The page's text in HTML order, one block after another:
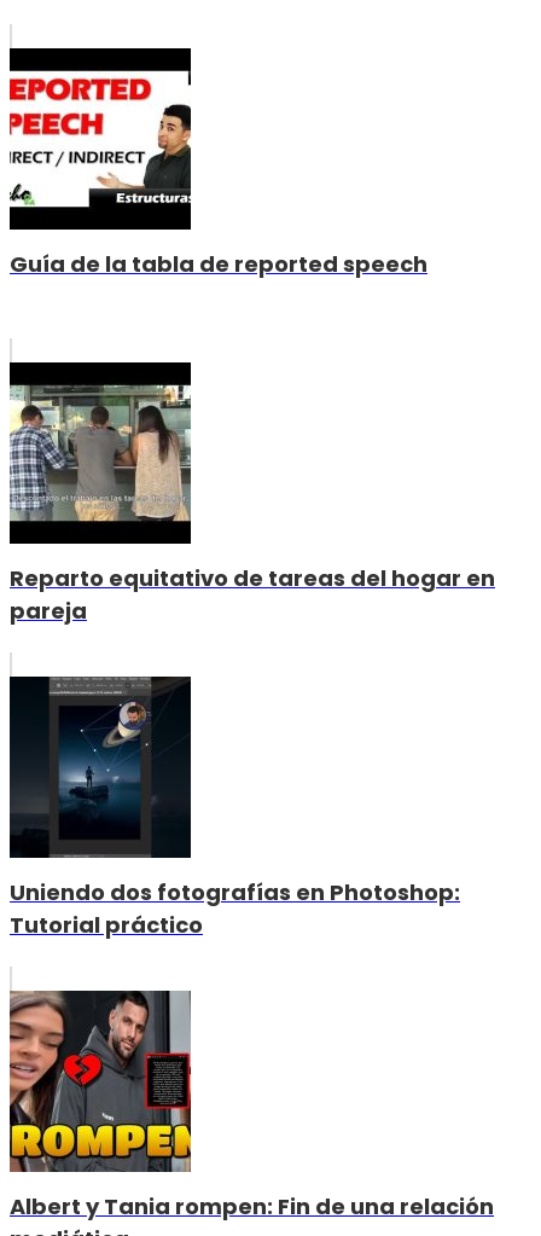
Guía de la tabla de reported speech
Reparto equitativo de tareas del hogar en
pareja
Uniendo dos fotografías en Photoshop:
Tutorial práctico
Albert y Tania rompen: Fin de una relación